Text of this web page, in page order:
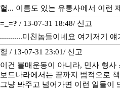
헐... 이름도 있는 유통사에서 이런
=_=? / 13-07-31 18:48/ 신고
...........미친놈들이네요 여기저기
헐 / 13-07-31 23:01/ 신고
이건 불매운동이 아니라, 민사 형사
보드나라에서는 끝까지 법적으로
그냥 봐주고 넘어가면 이런 일들이